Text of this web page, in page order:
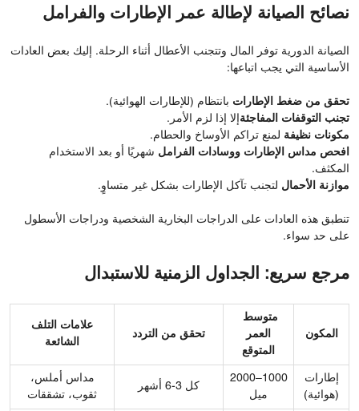
نصائح الصيانة لإطالة عمر الإطارات والفرامل
الصيانة الدورية توفر المال وتتجنب الأعطال أثناء الرحلة. إليك بعض العادات
الأساسية التي يجب اتباعها:
تحقق من ضغط الإطارات بانتظام (للإطارات الهوائية).
تجنب التوقفات المفاجئة إلا إذا لزم الأمر.
مكونات نظيفة لمنع تراكم الأوساخ والحطام.
افحص مداس الإطارات ووسادات الفرامل شهريًا أو بعد الاستخدام
المكثف.
موازنة الأحمال لتجنب تآكل الإطارات بشكل غير متساوٍ.
تنطبق هذه العادات على الدراجات البخارية الشخصية ودراجات الأسطول
على حد سواء.
مرجع سريع: الجداول الزمنية للاستبدال
المكون
متوسط ​​
العمر
المتوقع
تحقق من التردد
علامات التلف
الشائعة
إطارات
(هوائية)
1000–2000
ميل
كل 3-6 أشهر
مداس أملس،
ثقوب، تشققات